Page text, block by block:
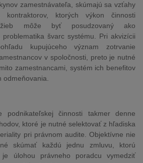
zamestnávateľa, skúmajú sa vzťahy
kontraktorov, ktorých výkon činnosti
môže byť posudzovaný ako
problematika švarc systému. Pri akvizícii
kupujúceho význam zotrvanie
v spoločnosti, preto je nutné
zamestnancami, systém ich benefitov
podnikateľskej činnosti takmer denne
ktoré je nutné selektovať z hľadiska
pri právnom audite. Objektívne nie
skúmať každú jednu zmluvu, ktorú
je úlohou právneho poradcu vymedziť